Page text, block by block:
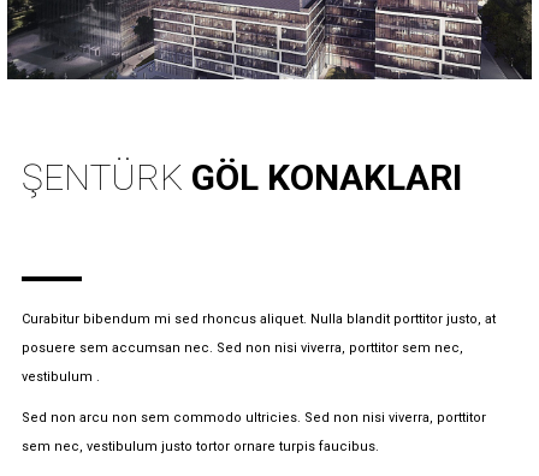
ŞENTÜRK GÖL KONAKLARI
Curabitur bibendum mi sed rhoncus aliquet. Nulla blandit porttitor justo, at
posuere sem accumsan nec. Sed non nisi viverra, porttitor sem nec,
vestibulum .
Sed non arcu non sem commodo ultricies. Sed non nisi viverra, porttitor
sem nec, vestibulum justo tortor ornare turpis faucibus.